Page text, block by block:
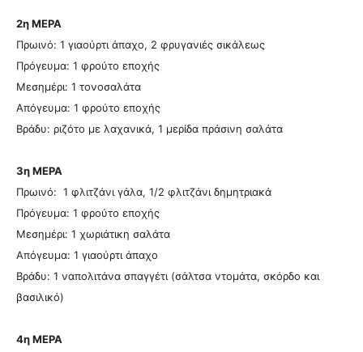
2η ΜΕΡΑ
Πρωινό: 1 γιαούρτι άπαχο, 2 φρυγανιές σικάλεως
Πρόγευμα: 1 φρούτο εποχής
Μεσημέρι: 1 τονοσαλάτα
Απόγευμα: 1 φρούτο εποχής
Βράδυ: ριζότο με λαχανικά, 1 μερίδα πράσινη σαλάτα
3η ΜΕΡΑ
Πρωινό: 1 φλιτζάνι γάλα, 1/2 φλιτζάνι δημητριακά
Πρόγευμα: 1 φρούτο εποχής
Μεσημέρι: 1 χωριάτικη σαλάτα
Απόγευμα: 1 γιαούρτι άπαχο
Βράδυ: 1 ναπολιτάνα σπαγγέτι (σάλτσα ντομάτα, σκόρδο και
βασιλικό)
4η ΜΕΡΑ